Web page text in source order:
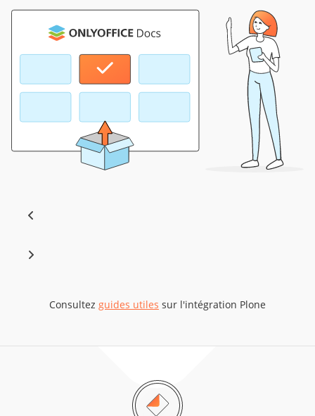
Consultez guides utiles sur l'intégration Plone